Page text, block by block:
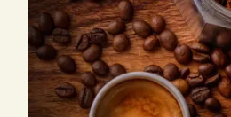
Découvrez ici aussi tous nos
artisans locaux de France, Italie
comme par exemple d’Arlo’s
Tea&Coffee France, d'Ettli
Trouvez sur Sensaterra votre
préféré, qu'il soit italien,